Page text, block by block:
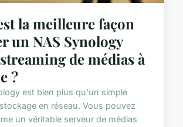
la meilleure façon
un NAS Synology
de médias à
?
est bien plus qu'un simple
en réseau. Vous pouvez
un véritable serveur de médias